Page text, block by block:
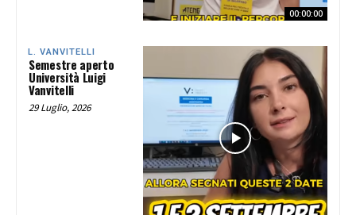
00:00:00
L. VANVITELLI
Semestre aperto
Università Luigi
Vanvitelli
29 Luglio, 2026